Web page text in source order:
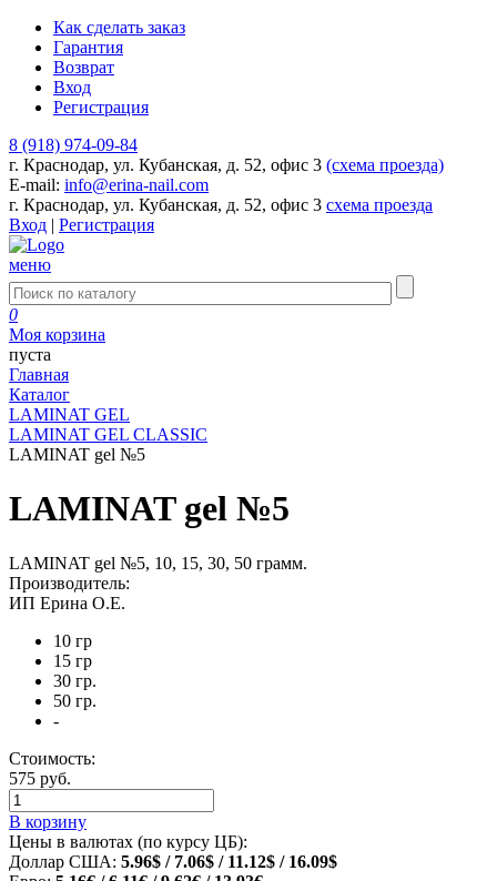
Как сделать заказ
Гарантия
Возврат
Вход
Регистрация
8 (918) 974-09-84
г. Краснодар, ул. Кубанская, д. 52, офис 3 (схема проезда)
E-mail: info@erina-nail.com
г. Краснодар, ул. Кубанская, д. 52, офис 3 схема проезда
Вход | Регистрация
меню
0
Моя корзина
пуста
Главная
Каталог
LAMINAT GEL
LAMINAT GEL CLASSIС
LAMINAT gel №5
LAMINAT gel №5
LAMINAT gel №5, 10, 15, 30, 50 грамм.
Производитель:
ИП Ерина О.Е.
10 гр
15 гр
30 гр.
50 гр.
-
Стоимость:
575 руб.
В корзину
Цены в валютах (по курсу ЦБ):
Доллар США: 5.96$ / 7.06$ / 11.12$ / 16.09$